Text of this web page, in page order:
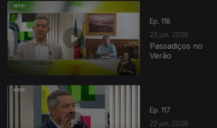
Ep. 118
23 jun. 2026
Passadiços no
Verão
Ep. 117
22 jun. 2026